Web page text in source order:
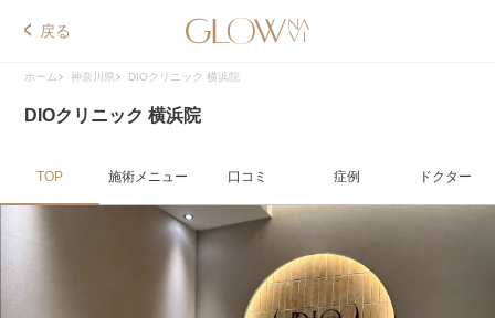
戻る
ホーム 神奈川県 DIOクリニック 横浜院
DIOクリニック 横浜院
TOP 施術メニュー 口コミ 症例 ドクター